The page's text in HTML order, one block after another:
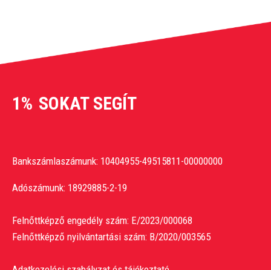
1% SOKAT SEGÍT
Bankszámlaszámunk: 10404955-49515811-00000000
Adószámunk: 18929885-2-19
Felnőttképző engedély szám: E/2023/000068
Felnőttképző nyilvántartási szám: B/2020/003565